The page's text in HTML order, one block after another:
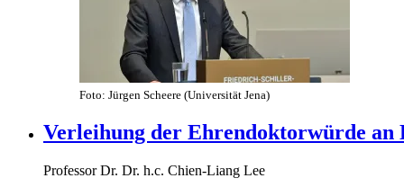
Foto: Jürgen Scheere (Universität Jena)
Verleihung der Ehrendoktorwürde an
Professor Dr. Dr. h.c. Chien-Liang Lee